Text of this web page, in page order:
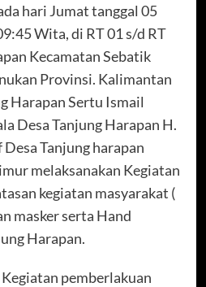
hari Jumat tanggal 05
Wita, di RT 01 s/d RT
Kecamatan Sebatik
Provinsi. Kalimantan
Harapan Sertu Ismail
Desa Tanjung Harapan H.
Tanjung harapan
melaksanakan Kegiatan
kegiatan masyarakat (
masker serta Hand
Harapan.
pemberlakuan